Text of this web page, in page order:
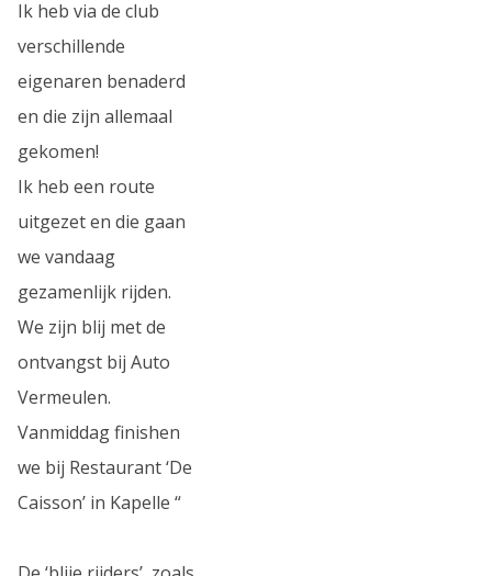
Ik heb via de club
verschillende
eigenaren benaderd
en die zijn allemaal
gekomen!
Ik heb een route
uitgezet en die gaan
we vandaag
gezamenlijk rijden.
We zijn blij met de
ontvangst bij Auto
Vermeulen.
Vanmiddag finishen
we bij Restaurant ‘De
Caisson’ in Kapelle “